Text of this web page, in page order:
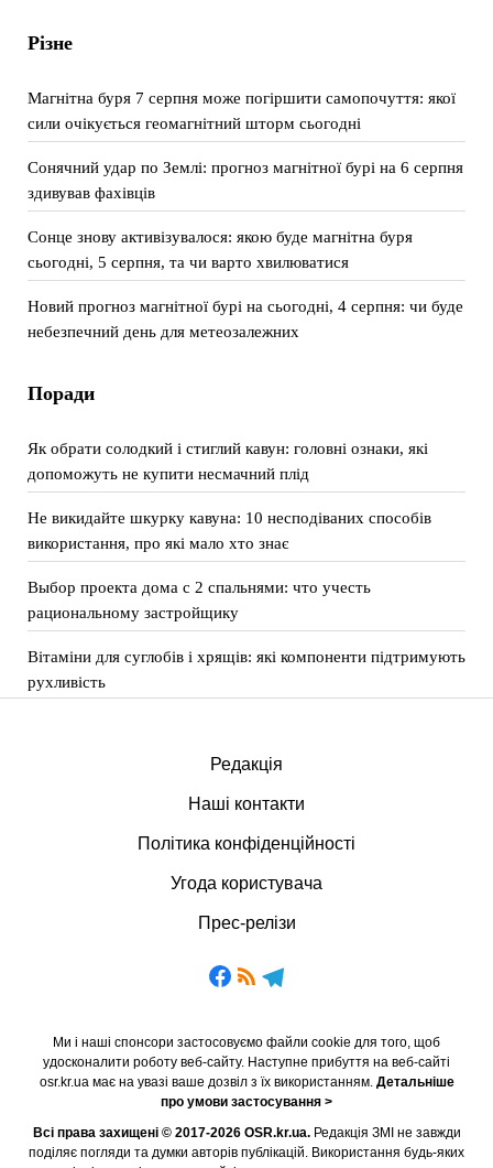
Різне
Магнітна буря 7 серпня може погіршити самопочуття: якої
сили очікується геомагнітний шторм сьогодні
Сонячний удар по Землі: прогноз магнітної бурі на 6 серпня
здивував фахівців
Сонце знову активізувалося: якою буде магнітна буря
сьогодні, 5 серпня, та чи варто хвилюватися
Новий прогноз магнітної бурі на сьогодні, 4 серпня: чи буде
небезпечний день для метеозалежних
Поради
Як обрати солодкий і стиглий кавун: головні ознаки, які
допоможуть не купити несмачний плід
Не викидайте шкурку кавуна: 10 несподіваних способів
використання, про які мало хто знає
Выбор проекта дома с 2 спальнями: что учесть
рациональному застройщику
Вітаміни для суглобів і хрящів: які компоненти підтримують
рухливість
Редакція
Наші контакти
Політика конфіденційності
Угода користувача
Прес-релізи
Ми і наші спонсори застосовуємо файли cookie для того, щоб
удосконалити роботу веб-сайту. Наступне прибуття на веб-сайті
osr.kr.ua має на увазі ваше дозвіл з їх використанням. Детальніше
про умови застосування >
Всі права захищені © 2017-2026 OSR.kr.ua.Редакція ЗМІ не завжди
поділяє погляди та думки авторів публікацій. Використання будь-яких